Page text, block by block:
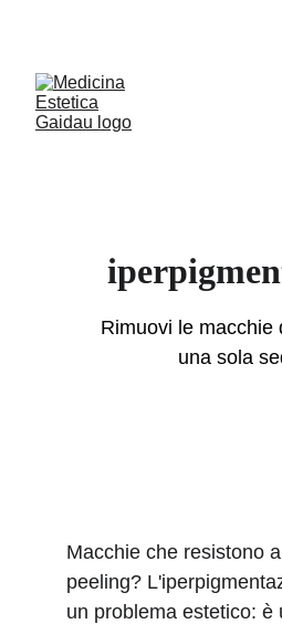
Rimuovi le macchie
una sola
Macchie che resistono
peeling?
un problema estetico: è